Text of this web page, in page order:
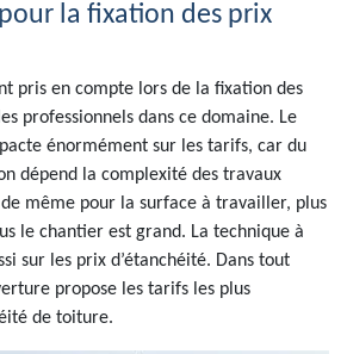
la fixation des prix
pris en compte lors de la fixation des
professionnels dans ce domaine. Le
énormément sur les tarifs, car du
dépend la complexité des travaux
même pour la surface à travailler, plus
le chantier est grand. La technique à
sur les prix d’étanchéité. Dans tout
propose les tarifs les plus
de toiture.